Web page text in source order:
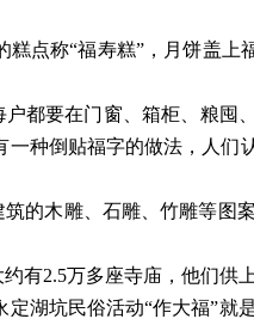
糕点称“福寿糕”，月饼盖上
都要在门窗、箱柜、粮囤
种倒贴福字的做法，人们
的木雕、石雕、竹雕等图
有2.5万多座寺庙，他们供
湖坑民俗活动“作大福”就